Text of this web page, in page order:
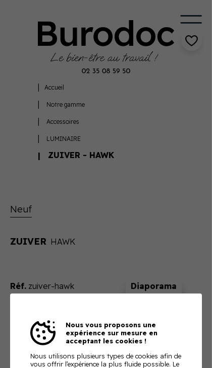
Accueil
Notre gamme
Accessoires
LUMINAIRE
ZUIVER - HAWK
Neuf
ZUIVER HAWK
Réf. zuiver-hawk
En ajoutant ce produit à votre panier, nous vous
enverrons un devis ajusté à votre besoin
Télécharger la fiche technique
Nous vous proposons une
expérience sur mesure en
acceptant les cookies !
Nous utilisons plusieurs types de cookies afin de
vous offrir l’expérience la plus fluide possible. Le